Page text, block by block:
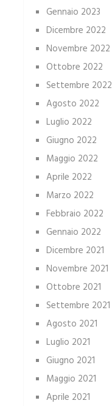
Gennaio 2023
Dicembre 2022
Novembre 2022
Ottobre 2022
Settembre 2022
Agosto 2022
Luglio 2022
Giugno 2022
Maggio 2022
Aprile 2022
Marzo 2022
Febbraio 2022
Gennaio 2022
Dicembre 2021
Novembre 2021
Ottobre 2021
Settembre 2021
Agosto 2021
Luglio 2021
Giugno 2021
Maggio 2021
Aprile 2021